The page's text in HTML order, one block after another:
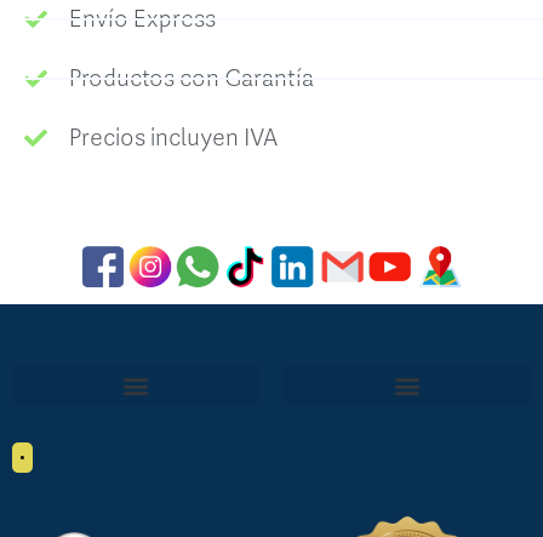
Envío Express
Productos con Garantía
Precios incluyen IVA
•